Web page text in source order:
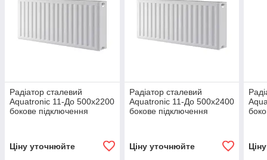
Радіатор сталевий
Aquatronic 11-До 500х2200
бокове підключення
Ціну уточнюйте
Радіатор сталевий
Aquatronic 11-До 500х2400
бокове підключення
Ціну уточнюйте